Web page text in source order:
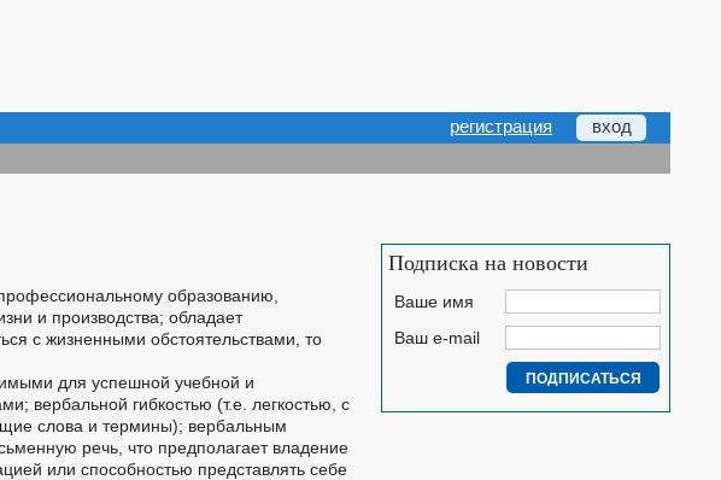
регистрация вход
образованию,
и производства; обладает
с жизненными обстоятельствами, то
для успешной учебной и
вербальной гибкостью (т.е. легкостью, с
слова и термины); вербальным
речь, что предполагает владение
или способностью представлять себе
Подписка на новости
Ваше имя
Ваш e-mail